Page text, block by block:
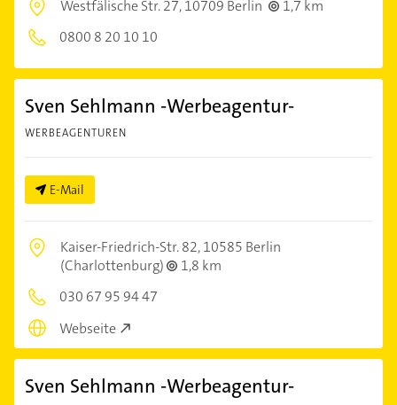
Westfälische Str. 27,10709 Berlin
1,7 km
0800 8 20 10 10
Sven Sehlmann -Werbeagentur-
WERBEAGENTUREN
E-Mail
Kaiser-Friedrich-Str. 82,10585 Berlin
(Charlottenburg)
1,8 km
030 67 95 94 47
Webseite
Sven Sehlmann -Werbeagentur-